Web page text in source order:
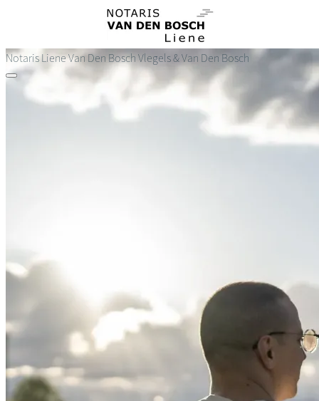
de
inhoud
gaan
Notaris Liene Van Den BoschVlegels & Van Den Bosch